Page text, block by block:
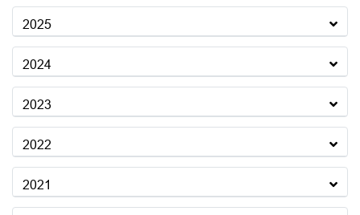
2025
2024
2023
2022
2021